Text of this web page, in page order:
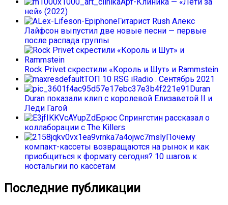
Арт-Клиника — «Лети за
ней» (2022)
Гитарист Rush Алекс
Лайфсон выпустил две новые песни — первые
после распада группы
Rock Privet скрестили «Король и Шут» и Rammstein
ТОП 10 RSG iRadio . Сентябрь 2021
Duran
Duran показали клип с королевой Елизаветой II и
Леди Гагой
Брюс Спрингстин рассказал о
коллаборации с The Killers
Почему
компакт-кассеты возвращаются на рынок и как
приобщиться к формату сегодня? 10 шагов к
ностальгии по кассетам
Последние публикации